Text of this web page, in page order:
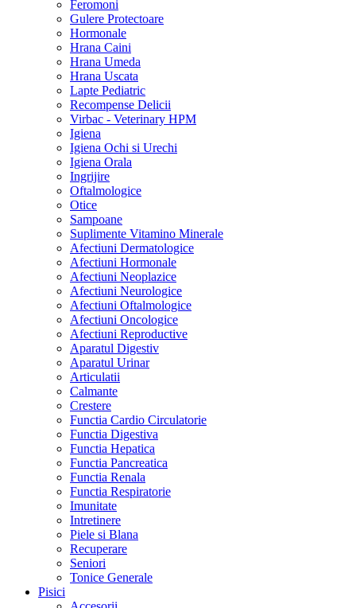
Feromoni
Gulere Protectoare
Hormonale
Hrana Caini
Hrana Umeda
Hrana Uscata
Lapte Pediatric
Recompense Delicii
Virbac - Veterinary HPM
Igiena
Igiena Ochi si Urechi
Igiena Orala
Ingrijire
Oftalmologice
Otice
Sampoane
Suplimente Vitamino Minerale
Afectiuni Dermatologice
Afectiuni Hormonale
Afectiuni Neoplazice
Afectiuni Neurologice
Afectiuni Oftalmologice
Afectiuni Oncologice
Afectiuni Reproductive
Aparatul Digestiv
Aparatul Urinar
Articulatii
Calmante
Crestere
Functia Cardio Circulatorie
Functia Digestiva
Functia Hepatica
Functia Pancreatica
Functia Renala
Functia Respiratorie
Imunitate
Intretinere
Piele si Blana
Recuperare
Seniori
Tonice Generale
Pisici